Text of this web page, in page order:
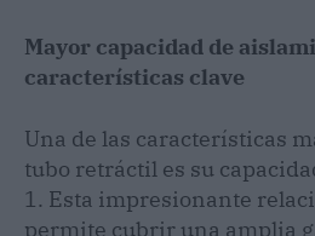
Mayor capacidad de
características clave
Una de las características
tubo retráctil es su
1. Esta impresionante
permite cubrir una amplia